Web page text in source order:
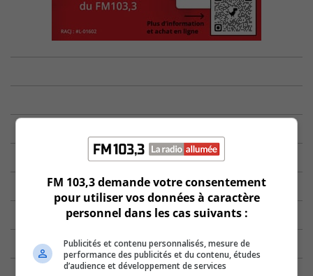
FM 103,3 demande votre consentement
pour utiliser vos données à caractère
personnel dans les cas suivants :
Publicités et contenu personnalisés, mesure de
performance des publicités et du contenu, études
d’audience et développement de services